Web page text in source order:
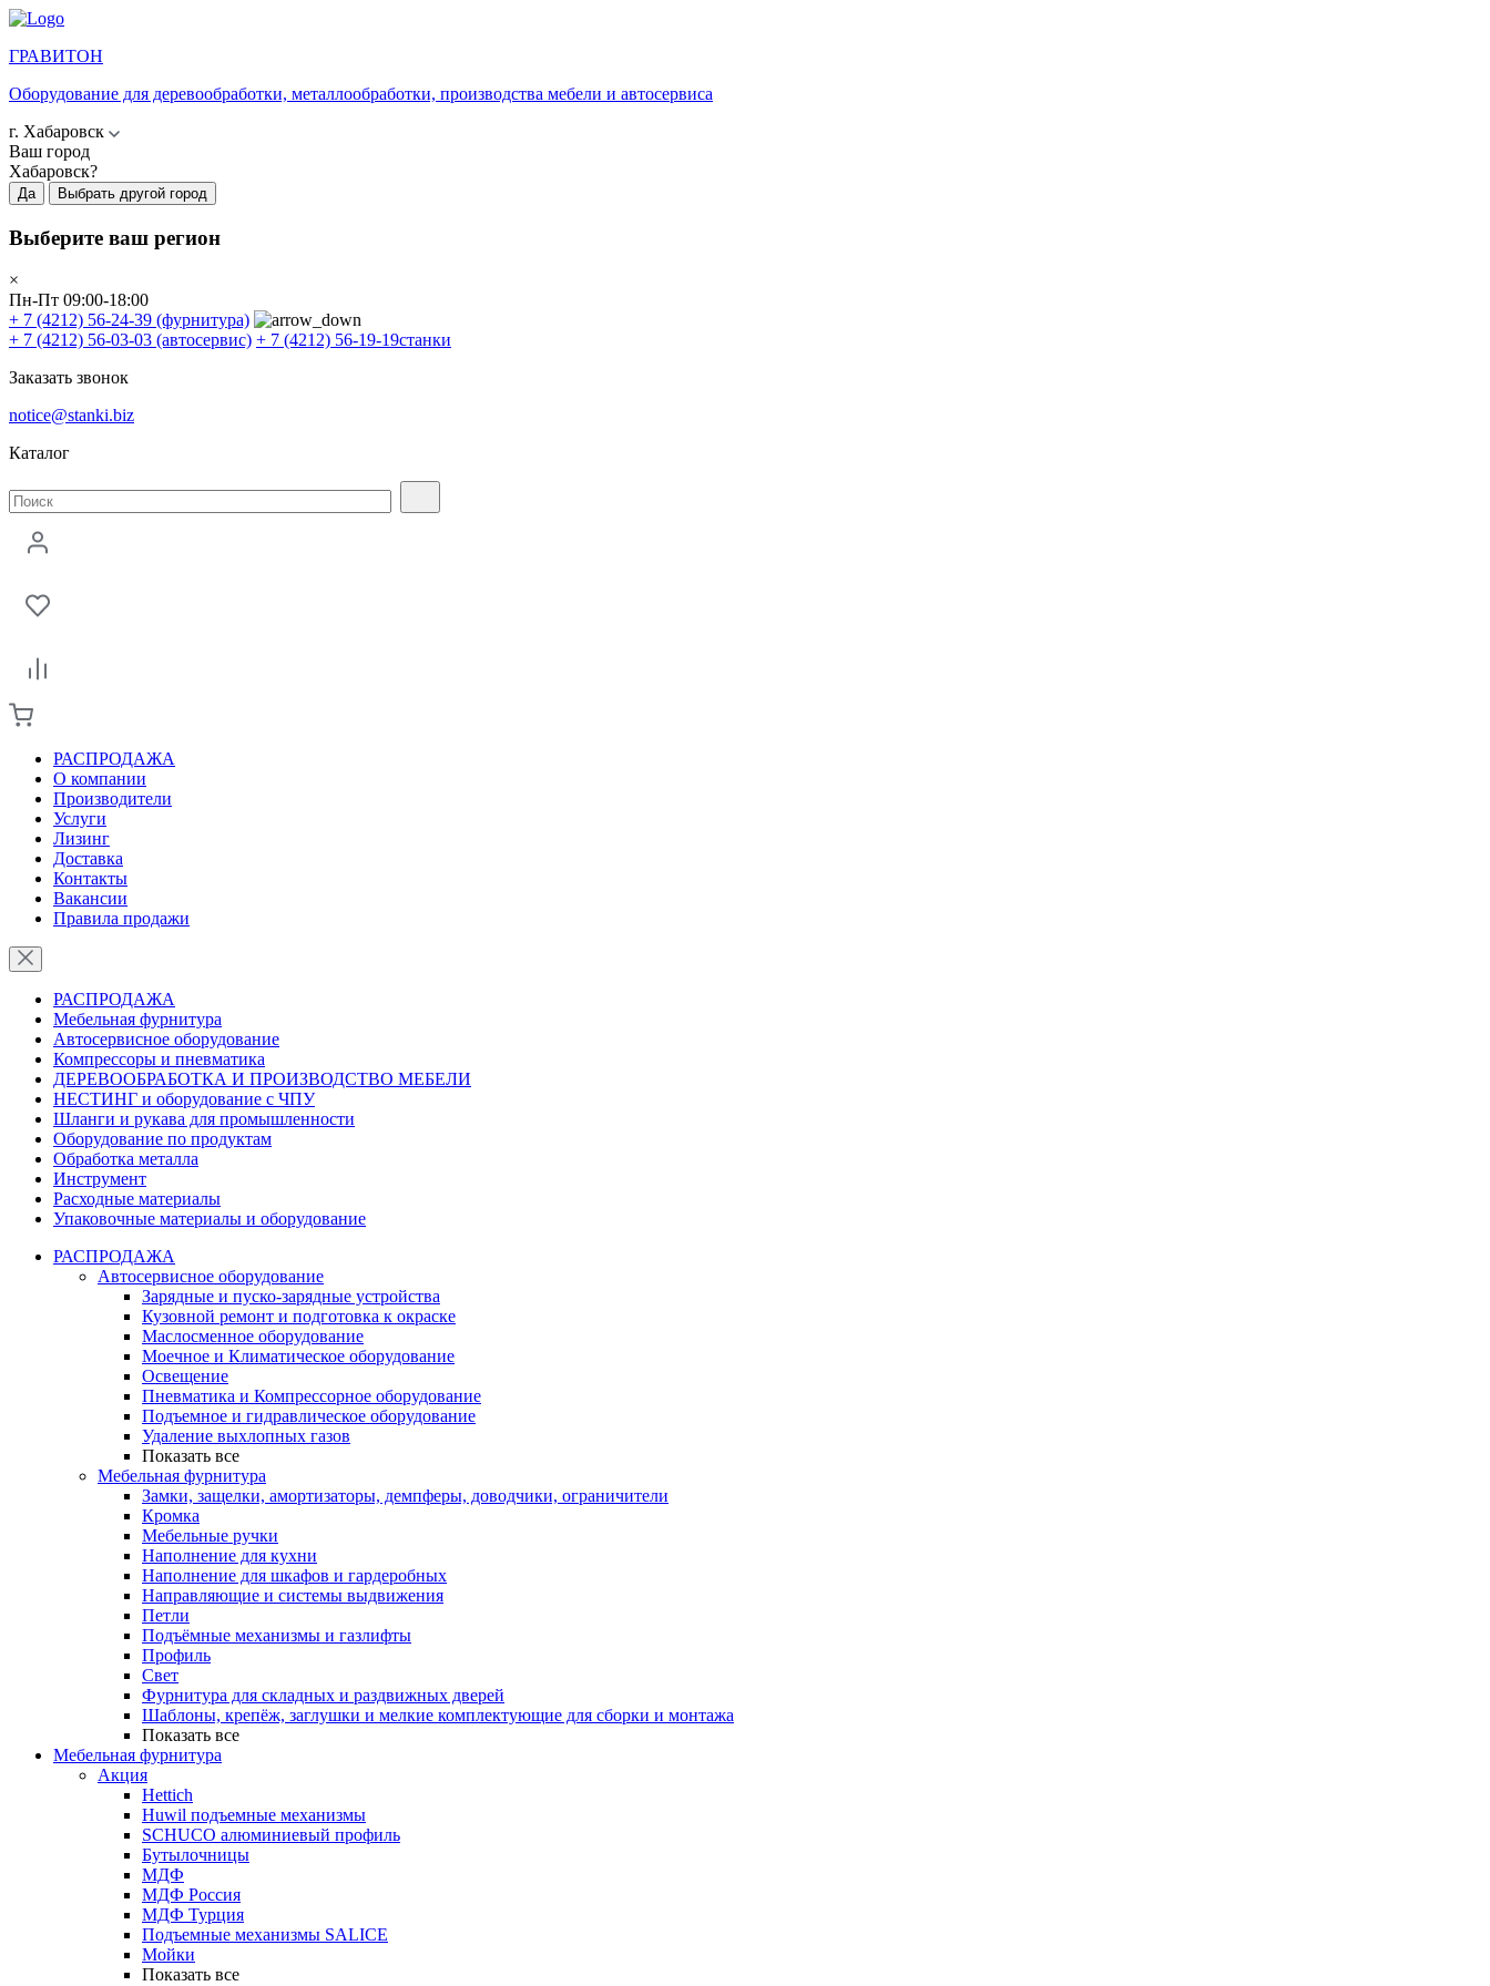
ГРАВИТОН
Оборудование для деревообработки, металлообработки, производства мебели и автосервиса
г. Хабаровск
Ваш город
Хабаровск?
Да Выбрать другой город
Выберите ваш регион
×
Пн-Пт 09:00-18:00
+ 7 (4212) 56-24-39 (фурнитура)
+ 7 (4212) 56-03-03 (автосервис) + 7 (4212) 56-19-19станки
Заказать звонок
notice@stanki.biz
Каталог
РАСПРОДАЖА
О компании
Производители
Услуги
Лизинг
Доставка
Контакты
Вакансии
Правила продажи
РАСПРОДАЖА
Мебельная фурнитура
Автосервисное оборудование
Компрессоры и пневматика
ДЕРЕВООБРАБОТКА И ПРОИЗВОДСТВО МЕБЕЛИ
НЕСТИНГ и оборудование с ЧПУ
Шланги и рукава для промышленности
Оборудование по продуктам
Обработка металла
Инструмент
Расходные материалы
Упаковочные материалы и оборудование
РАСПРОДАЖА
Автосервисное оборудование
Зарядные и пуско-зарядные устройства
Кузовной ремонт и подготовка к окраске
Маслосменное оборудование
Моечное и Климатическое оборудование
Освещение
Пневматика и Компрессорное оборудование
Подъемное и гидравлическое оборудование
Удаление выхлопных газов
Показать все
Мебельная фурнитура
Замки, защелки, амортизаторы, демпферы, доводчики, ограничители
Кромка
Мебельные ручки
Наполнение для кухни
Наполнение для шкафов и гардеробных
Направляющие и системы выдвижения
Петли
Подъёмные механизмы и газлифты
Профиль
Свет
Фурнитура для складных и раздвижных дверей
Шаблоны, крепёж, заглушки и мелкие комплектующие для сборки и монтажа
Показать все
Мебельная фурнитура
Акция
Hettich
Huwil подъемные механизмы
SCHUCO алюминиевый профиль
Бутылочницы
МДФ
МДФ Россия
МДФ Турция
Подъемные механизмы SALICE
Мойки
Показать все